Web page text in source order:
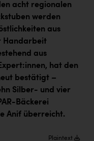
acht regionalen
werden
aus
Handarbeit
aus
hat den
bestätigt –
Silber- und vier
Bäckerei
Anif überreicht.
Plaintext